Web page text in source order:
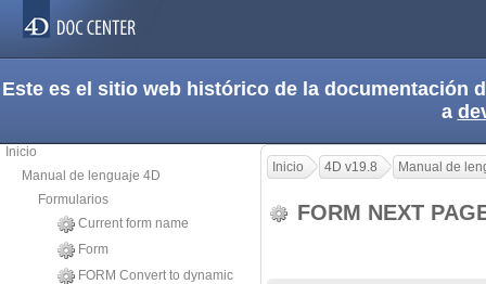
Este es el sitio web histórico de la documentación
a
Inicio
Manual de lenguaje 4D
Formularios
Current form name
Form
FORM Convert to dynamic
Inicio 4D v19.8 Manual de
FORM NEXT